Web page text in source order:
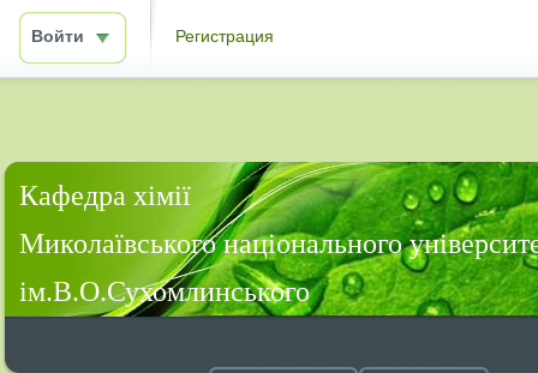
Войти Регистрация
Кафедра хімії
Миколаївського національного
ім.В.О.Сухомлинського